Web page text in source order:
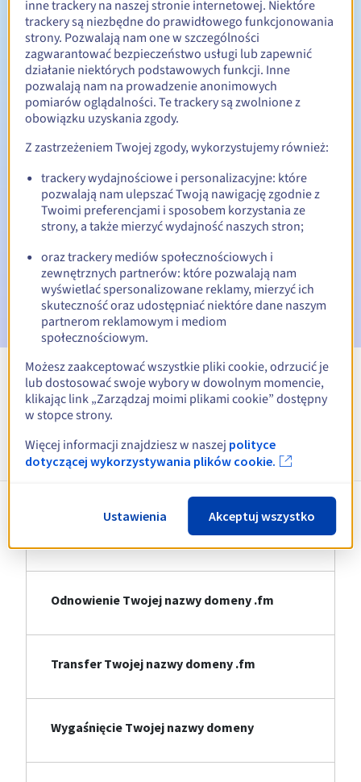
Okres odnowienia Od 1 do 10 lat
Okres wykupu
E-maile ostrzegawcze:60, 30, 15, 7 i 3 dni przed datą
wygaśnięcia
E-mail w dniu wygaśnięcia
powiadamiający o zawieszeniu
nazwy domeny
E-mail po Redemption Grace Periodpowiadamiający o
usunięciu nazwy domeny
Zobacz wszystkie rozszerzenia
Informacje o .fm
Rejestracja Twojej nazwy domeny .fm
Odnowienie Twojej nazwy domeny .fm
Transfer Twojej nazwy domeny .fm
Wygaśnięcie Twojej nazwy domeny
inne trackery na naszej stronie internetowej. Niektóre
trackery są niezbędne do prawidłowego funkcjonowania
strony. Pozwalają nam one w szczególności
zagwarantować bezpieczeństwo usługi lub zapewnić
działanie niektórych podstawowych funkcji. Inne
pozwalają nam na prowadzenie anonimowych
pomiarów oglądalności. Te trackery są zwolnione z
obowiązku uzyskania zgody.
Z zastrzeżeniem Twojej zgody, wykorzystujemy również:
trackery wydajnościowe i personalizacyjne: które
pozwalają nam ulepszać Twoją nawigację zgodnie z
Twoimi preferencjami i sposobem korzystania ze
strony, a także mierzyć wydajność naszych stron;
oraz trackery mediów społecznościowych i
zewnętrznych partnerów: które pozwalają nam
wyświetlać spersonalizowane reklamy, mierzyć ich
skuteczność oraz udostępniać niektóre dane naszym
partnerom reklamowym i mediom
społecznościowym.
Możesz zaakceptować wszystkie pliki cookie, odrzucić je
lub dostosować swoje wybory w dowolnym momencie,
klikając link „Zarządzaj moimi plikami cookie” dostępny
w stopce strony.
Więcej informacji znajdziesz w naszej polityce
dotyczącej wykorzystywania plików cookie.
Ustawienia Akceptuj wszystko